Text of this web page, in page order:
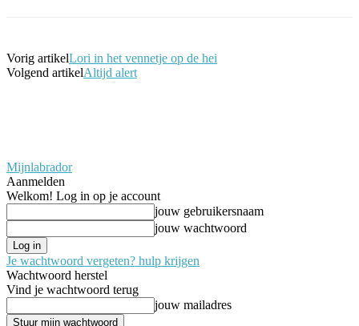
Vorig artikelLori in het vennetje op de hei
Volgend artikelAltijd alert
Mijnlabrador
Aanmelden
Welkom! Log in op je account
jouw gebruikersnaam
jouw wachtwoord
Je wachtwoord vergeten? hulp krijgen
Wachtwoord herstel
Vind je wachtwoord terug
jouw mailadres